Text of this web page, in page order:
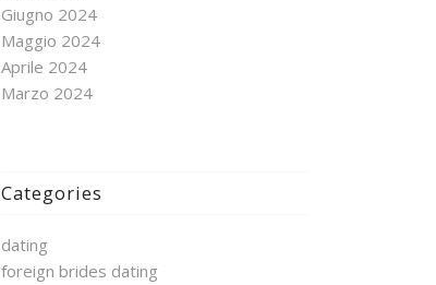
Giugno 2024
Maggio 2024
Aprile 2024
Marzo 2024
Categories
dating
foreign brides dating